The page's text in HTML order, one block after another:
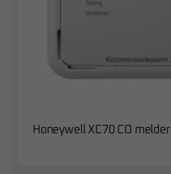
Honeywell XC70 CO melder